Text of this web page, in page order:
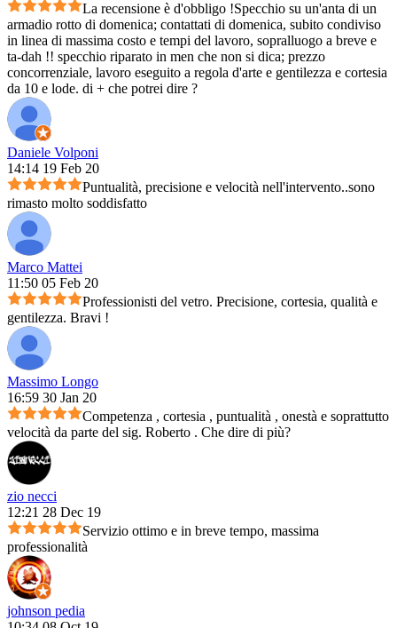
La recensione è d'obbligo !Specchio su un'anta di un
armadio rotto di domenica; contattati di domenica, subito condiviso
in linea di massima costo e tempi del lavoro, sopralluogo a breve e
ta-dah !! specchio riparato in men che non si dica; prezzo
concorrenziale, lavoro eseguito a regola d'arte e gentilezza e cortesia
da 10 e lode. di + che potrei dire ?
Daniele Volponi
14:14 19 Feb 20
Puntualità, precisione e velocità nell'intervento..sono
rimasto molto soddisfatto
Marco Mattei
11:50 05 Feb 20
Professionisti del vetro. Precisione, cortesia, qualità e
gentilezza. Bravi !
Massimo Longo
16:59 30 Jan 20
Competenza , cortesia , puntualità , onestà e soprattutto
velocità da parte del sig. Roberto . Che dire di più?
zio necci
12:21 28 Dec 19
Servizio ottimo e in breve tempo, massima
professionalità
johnson pedia